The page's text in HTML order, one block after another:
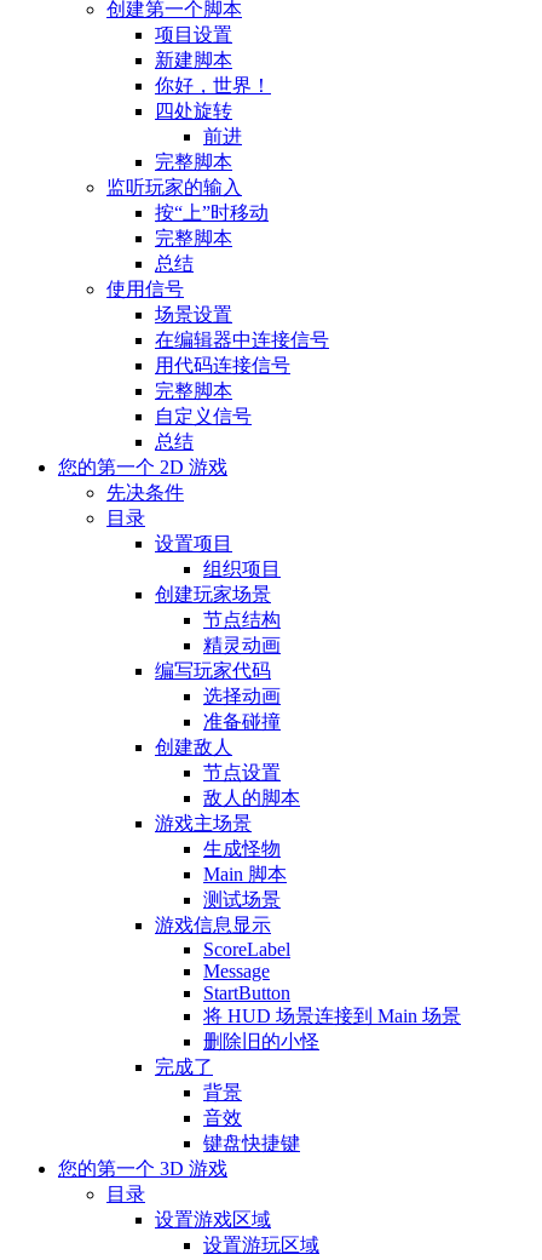
创建第一个脚本
项目设置
新建脚本
你好，世界！
四处旋转
前进
完整脚本
监听玩家的输入
按“上”时移动
完整脚本
总结
使用信号
场景设置
在编辑器中连接信号
用代码连接信号
完整脚本
自定义信号
总结
您的第一个 2D 游戏
先决条件
目录
设置项目
组织项目
创建玩家场景
节点结构
精灵动画
编写玩家代码
选择动画
准备碰撞
创建敌人
节点设置
敌人的脚本
游戏主场景
生成怪物
Main 脚本
测试场景
游戏信息显示
ScoreLabel
Message
StartButton
将 HUD 场景连接到 Main 场景
删除旧的小怪
完成了
背景
音效
键盘快捷键
您的第一个 3D 游戏
目录
设置游戏区域
设置游玩区域